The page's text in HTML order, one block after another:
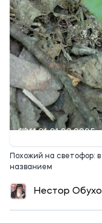
11:21 01.08.2025
Похожий на светофор:
названием
Нестор